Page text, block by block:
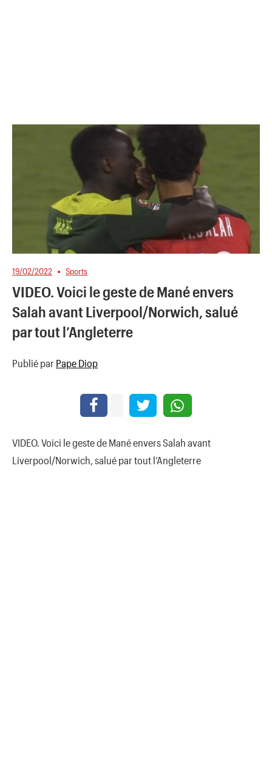
19/02/2022 Sports
VIDEO. Voici le geste de Mané envers
Salah avant Liverpool/Norwich, salué
par tout l’Angleterre
Publié par Pape Diop
VIDEO. Voici le geste de Mané envers Salah avant
Liverpool/Norwich, salué par tout l’Angleterre